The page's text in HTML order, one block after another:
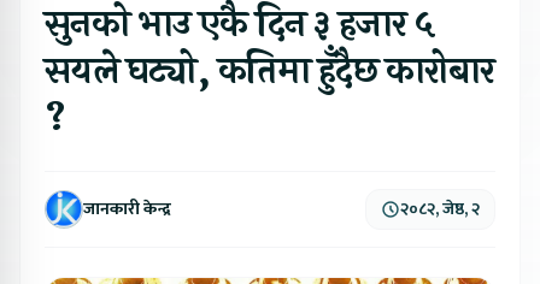
सुनको भाउ एकै दिन ३ हजार ५
सयले घट्यो, कतिमा हुँदैछ कारोबार
?
जानकारी केन्द्र २०८२, जेष्ठ, २